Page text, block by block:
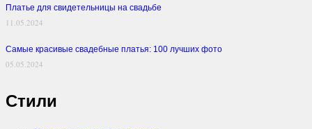
Платье для свидетельницы на свадьбе
11.05.2024
Самые красивые свадебные платья: 100 лучших фото
05.05.2024
Стили